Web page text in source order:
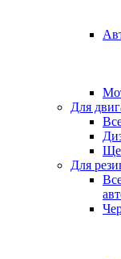
Для
Для